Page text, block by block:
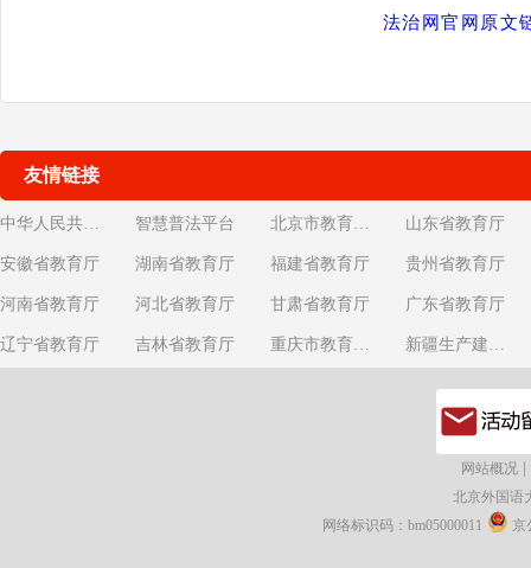
法治网官网原文
友情链接
中华人民共和国教育部 智慧普法平台 北京市教育委员会 山东省教育厅
安徽省教育厅 湖南省教育厅 福建省教育厅 贵州省教育厅
河南省教育厅 河北省教育厅 甘肃省教育厅 广东省教育厅
辽宁省教育厅 吉林省教育厅 重庆市教育委员会 新疆生产建设兵团教育局
网站概况
北京外国语
网络标识码：bm05000011
京